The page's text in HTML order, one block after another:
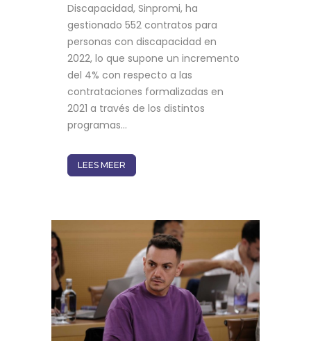
Discapacidad, Sinpromi, ha
gestionado 552 contratos para
personas con discapacidad en
2022, lo que supone un incremento
del 4% con respecto a las
contrataciones formalizadas en
2021 a través de los distintos
programas...
LEES MEER